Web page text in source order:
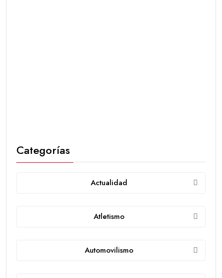
Categorías
Actualidad
Atletismo
Automovilismo